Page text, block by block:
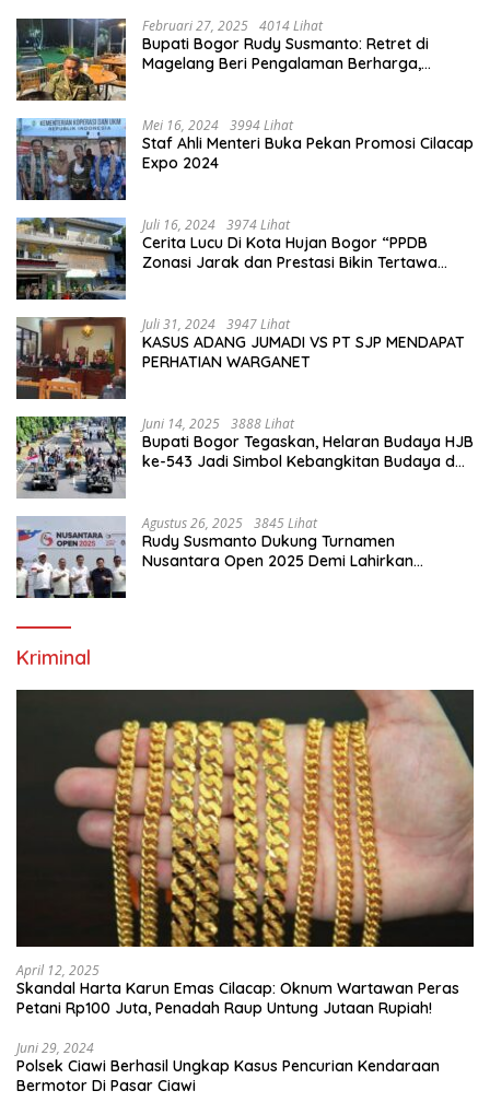
Februari 27, 2025 4014 Lihat
Bupati Bogor Rudy Susmanto: Retret di
Magelang Beri Pengalaman Berharga,
Mei 16, 2024 3994 Lihat
Staf Ahli Menteri Buka Pekan Promosi Cilacap
Expo 2024
Juli 16, 2024 3974 Lihat
Cerita Lucu Di Kota Hujan Bogor “PPDB
Zonasi Jarak dan Prestasi Bikin Tertawa
Juli 31, 2024 3947 Lihat
KASUS ADANG JUMADI VS PT SJP MENDAPAT
PERHATIAN WARGANET
Juni 14, 2025 3888 Lihat
Bupati Bogor Tegaskan, Helaran Budaya HJB
ke-543 Jadi Simbol Kebangkitan Budaya dan
Agustus 26, 2025 3845 Lihat
Rudy Susmanto Dukung Turnamen
Nusantara Open 2025 Demi Lahirkan
Kriminal
April 12, 2025
Skandal Harta Karun Emas Cilacap: Oknum Wartawan Peras
Petani Rp100 Juta, Penadah Raup Untung Jutaan Rupiah!
Juni 29, 2024
Polsek Ciawi Berhasil Ungkap Kasus Pencurian Kendaraan
Bermotor Di Pasar Ciawi